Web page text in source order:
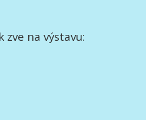
zve na výstavu: